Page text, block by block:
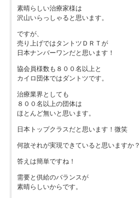
素晴らしい治療家様は
沢山いらっしゃると思います。
ですが、
売り上げではタントツＤＲＴが
日本ナンバーワンだと思います！
協会員様数も８００名以上と
カイロ団体ではダントツです。
治療業界としても
８００名以上の団体は
ほとんど無いと思います。
日本トップクラスだと思います！微笑
何故それが実現できていると思いますか
答えは簡単ですね！
需要と供給のバランスが
素晴らしいからです。